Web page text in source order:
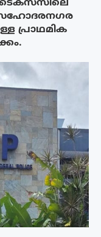
സഹോദരനഗര
പ്രാഥമിക